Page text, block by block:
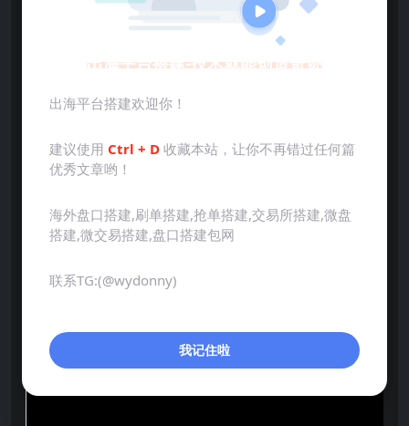
出海平台搭建-技术就能创造奇迹
出海平台搭建欢迎你！
建议使用 Ctrl + D 收藏本站，让你不再错过任何篇
优秀文章哟！
海外盘口搭建,刷单搭建,抢单搭建,交易所搭建,微盘
搭建,微交易搭建,盘口搭建包网
联系TG:(@wydonny)
我记住啦